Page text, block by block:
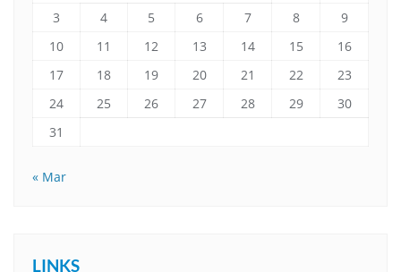
3
4 5 6 7 8
9
10
11 12 13 14 15
16
17
18 19 20 21 22
23
24
25 26 27 28 29
30
31
« Mar
LINKS